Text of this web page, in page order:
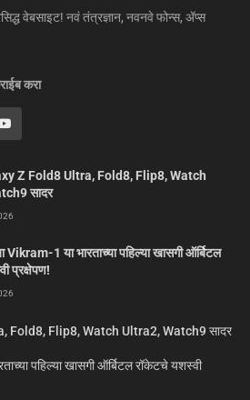
वेबसाइट! नवं तंत्रज्ञान, नवनवे फोन्स, ॲप्स
करा
Z Fold8 Ultra, Fold8, Flip8, Watch
सादर
1 या भारताच्या पहिल्या खासगी ऑर्बिटल
प्रक्षेपण!
Fold8, Flip8, Watch Ultra2, Watch9 सादर
पहिल्या खासगी ऑर्बिटल रॉकेटचे यशस्वी